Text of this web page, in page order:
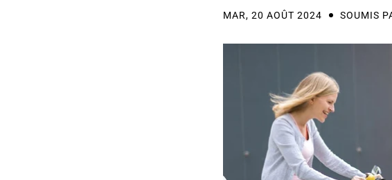
MAR, 20 AOÛT 2024 SOUMIS